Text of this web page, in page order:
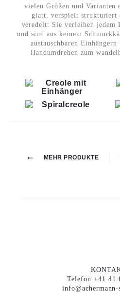
vielen Größen und Varianten
glatt, verspielt strukturiert
veredelt: Sie verleihen jedem
und sind aus keinem
austauschbaren
Handumdrehen zum
ProjectMEHR PRODUKTE
Telefon +41 41
info@achermann-